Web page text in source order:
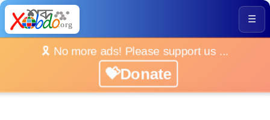
☰
🎗️ No more ads! Please support us ...
💝Donate